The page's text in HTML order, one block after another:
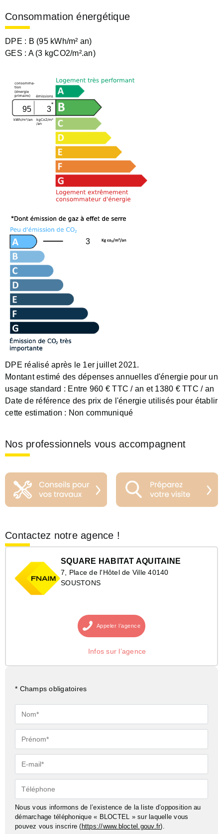
Consommation énergétique
DPE : B (95 kWh/m² an)
GES : A (3 kgCO2/m².an)
95 3
3
DPE réalisé après le 1er juillet 2021.
Montant estimé des dépenses annuelles d'énergie pour un
usage standard : Entre 960 € TTC / an et 1380 € TTC / an
Date de référence des prix de l'énergie utilisés pour établir
cette estimation : Non communiqué
Nos professionnels vous accompagnent
Contactez notre agence !
SQUARE HABITAT AQUITAINE
7, Place de l'Hôtel de Ville 40140
SOUSTONS
Appeler l’agence
Infos sur l’agence
* Champs obligatoires
Nom*
Prénom*
E-
mail*
Téléphone
Nous vous informons de l’existence de la liste d’opposition au
démarchage téléphonique « BLOCTEL » sur laquelle vous
pouvez vous inscrire (https://www.bloctel.gouv.fr).